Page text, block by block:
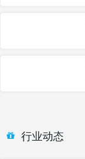
行业动态